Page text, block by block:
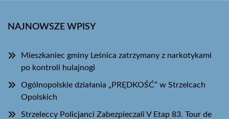
NAJNOWSZE WPISY
Mieszkaniec gminy Leśnica zatrzymany z narkotykami
po kontroli hulajnogi
Ogólnopolskie działania „PRĘDKOŚĆ” w Strzelcach
Opolskich
Strzeleccy Policjanci Zabezpieczali V Etap 83. Tour de